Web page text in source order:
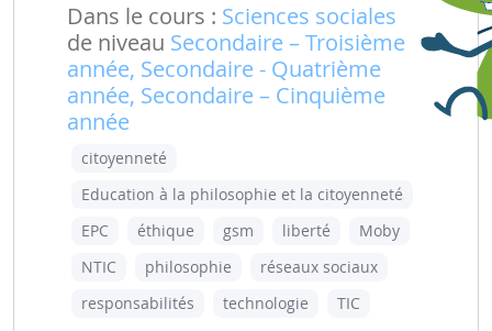
Dans le cours : Sciences sociales
de niveau Secondaire – Troisième
année, Secondaire - Quatrième
année, Secondaire – Cinquième
année
citoyenneté
Education à la philosophie et la citoyenneté
EPC
éthique gsm liberté
Moby
NTIC
philosophie
réseaux sociaux
responsabilités
technologie
TIC